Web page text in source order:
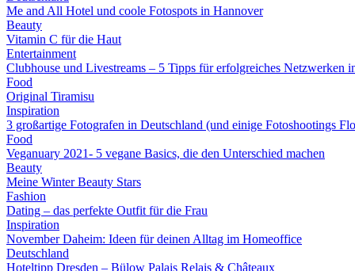
Me and All Hotel und coole Fotospots in Hannover
Beauty
Vitamin C für die Haut
Entertainment
Clubhouse und Livestreams – 5 Tipps für erfolgreiches Netzwerken
Food
Original Tiramisu
Inspiration
3 großartige Fotografen in Deutschland (und einige Fotoshootings
Food
Veganuary 2021- 5 vegane Basics, die den Unterschied machen
Beauty
Meine Winter Beauty Stars
Fashion
Dating – das perfekte Outfit für die Frau
Inspiration
November Daheim: Ideen für deinen Alltag im Homeoffice
Deutschland
Hoteltipp Dresden – Bülow Palais Relais & Châteaux